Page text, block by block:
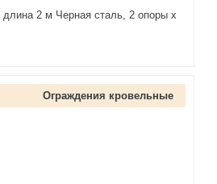
2 м Черная сталь, 2 опоры х
Ограждения кровельные